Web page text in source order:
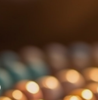
Facebook